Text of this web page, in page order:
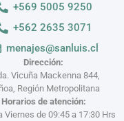
Dirección:
Vicuña Mackenna 844,
Región Metropolitana
Horarios de atención:
Viernes de 09:45 a 17:30 Hrs
+569 5005 9250
+562 2635 3071
menajes@sanluis.cl